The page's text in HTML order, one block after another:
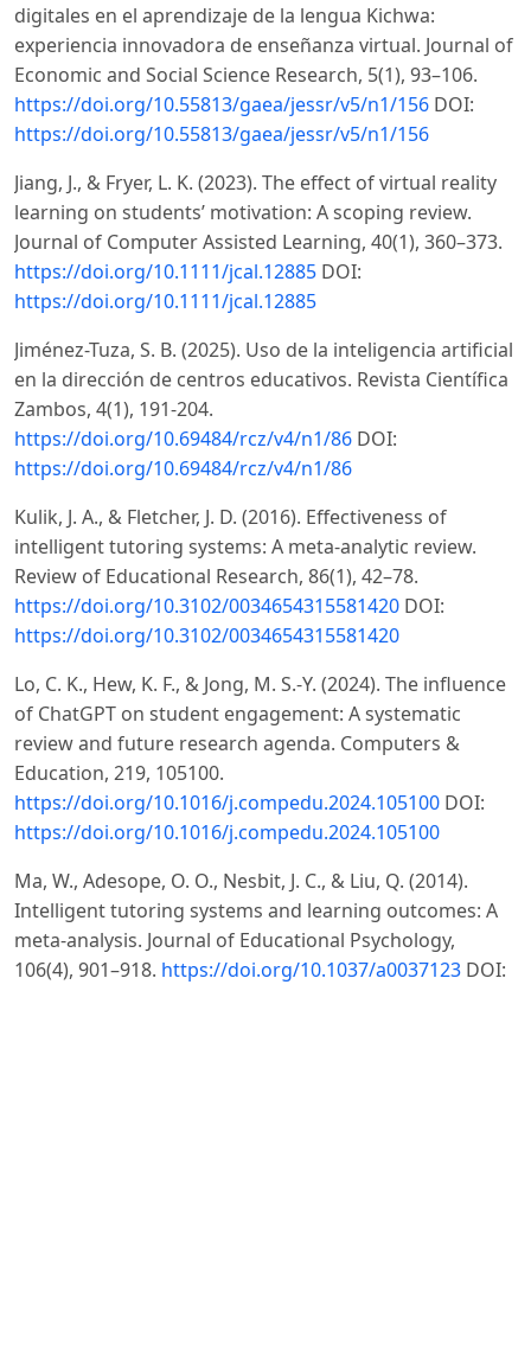
digitales en el aprendizaje de la lengua Kichwa:
experiencia innovadora de enseñanza virtual. Journal of
Economic and Social Science Research, 5(1), 93–106.
https://doi.org/10.55813/gaea/jessr/v5/n1/156 DOI:
https://doi.org/10.55813/gaea/jessr/v5/n1/156
Jiang, J., & Fryer, L. K. (2023). The effect of virtual reality
learning on students’ motivation: A scoping review.
Journal of Computer Assisted Learning, 40(1), 360–373.
https://doi.org/10.1111/jcal.12885 DOI:
https://doi.org/10.1111/jcal.12885
Jiménez-Tuza, S. B. (2025). Uso de la inteligencia artificial
en la dirección de centros educativos. Revista Científica
Zambos, 4(1), 191-204.
https://doi.org/10.69484/rcz/v4/n1/86 DOI:
https://doi.org/10.69484/rcz/v4/n1/86
Kulik, J. A., & Fletcher, J. D. (2016). Effectiveness of
intelligent tutoring systems: A meta-analytic review.
Review of Educational Research, 86(1), 42–78.
https://doi.org/10.3102/0034654315581420 DOI:
https://doi.org/10.3102/0034654315581420
Lo, C. K., Hew, K. F., & Jong, M. S.-Y. (2024). The influence
of ChatGPT on student engagement: A systematic
review and future research agenda. Computers &
Education, 219, 105100.
https://doi.org/10.1016/j.compedu.2024.105100 DOI:
https://doi.org/10.1016/j.compedu.2024.105100
Ma, W., Adesope, O. O., Nesbit, J. C., & Liu, Q. (2014).
Intelligent tutoring systems and learning outcomes: A
meta-analysis. Journal of Educational Psychology,
106(4), 901–918. https://doi.org/10.1037/a0037123 DOI: